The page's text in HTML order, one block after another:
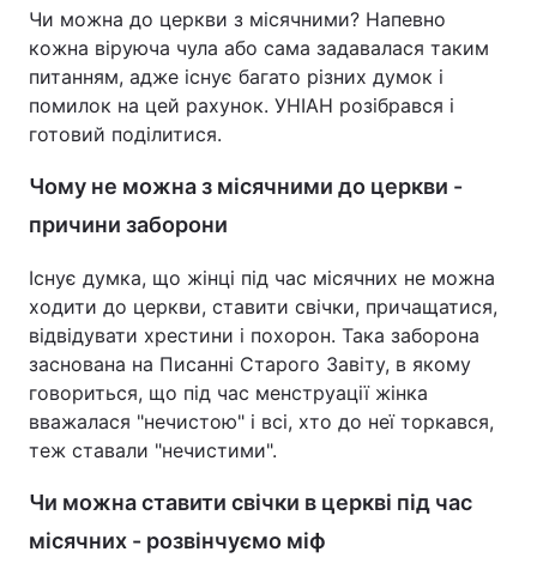
Економіка Світ
Наука
Техно і зв'язок Лайт
Здоров'я
Цікавинки Погода
Екологія Регіони
Відео з Youtube
Інтерв'ю Думки
Вакансії
Чи можна до церкви з місячними? Напевно
кожна віруюча чула або сама задавалася таким
питанням, адже існує багато різних думок і
помилок на цей рахунок. УНІАН розібрався і
готовий поділитися.
Чому не можна з місячними до церкви -
причини заборони
Існує думка, що жінці під час місячних не можна
ходити до церкви, ставити свічки, причащатися,
відвідувати хрестини і похорон. Така заборона
заснована на Писанні Старого Завіту, в якому
говориться, що під час менструації жінка
вважалася "нечистою" і всі, хто до неї торкався,
теж ставали "нечистими".
Чи можна ставити свічки в церкві під час
місячних - розвінчуємо міф